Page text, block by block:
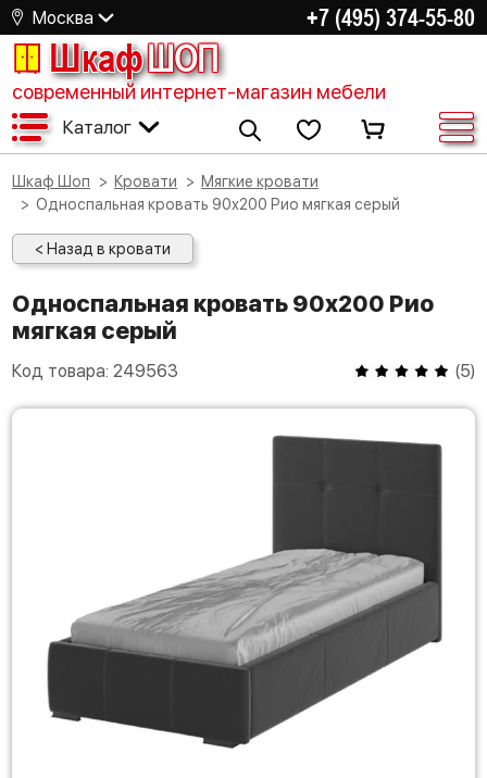
Москва +7 (495) 374-55-80
ШкафШОП
современный интернет-магазин мебели
Каталог
Шкаф Шоп Кровати
Мягкие кровати
Односпальная кровать 90х200 Рио мягкая серый
< Назад в кровати
Односпальная кровать 90х200 Рио
мягкая серый
Код товара: 249563 (5)